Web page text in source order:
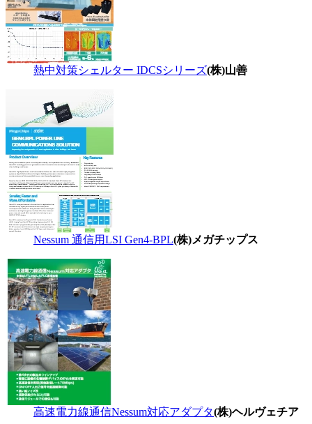
熱中対策シェルター IDCSシリーズ(株)山善
Nessum 通信用LSI Gen4-BPL(株)メガチップス
高速電力線通信Nessum対応アダプタ(株)ヘルヴェチア